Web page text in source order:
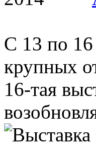
С 13 по 16
крупных
16-тая